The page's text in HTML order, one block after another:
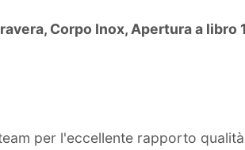
Corpo Inox, Apertura a libro
per l'eccellente rapporto